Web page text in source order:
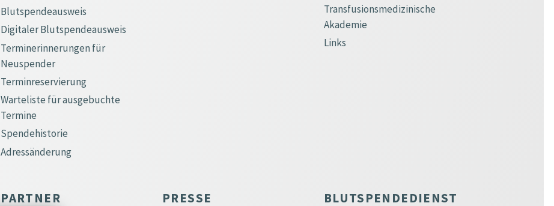
Blutspendeausweis
Digitaler Blutspendeausweis
Terminerinnerungen für
Neuspender
Terminreservierung
Warteliste für ausgebuchte
Termine
Spendehistorie
Adressänderung
Transfusionsmedizinische
Akademie
Links
PARTNER PRESSE BLUTSPENDEDIENST